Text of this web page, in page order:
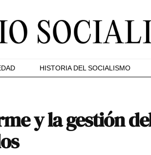
HISTORIA DEL SOCIALISMO
y la gestión